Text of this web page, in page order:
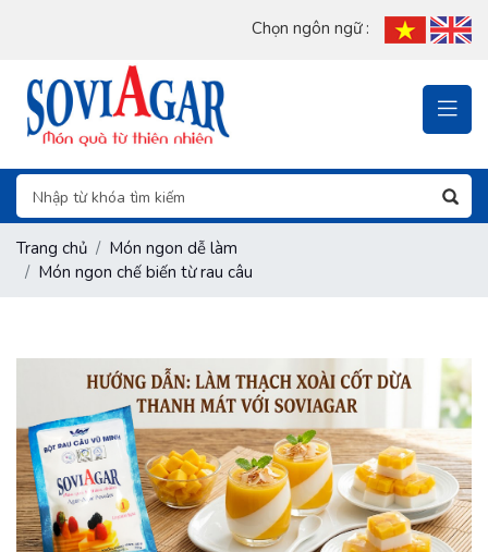
Chọn ngôn ngữ :
Trang chủ
Món ngon dễ làm
Món ngon chế biến từ rau câu